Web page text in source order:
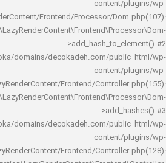
LazyRenderContent/Frontend/Processor/
decoka/domains/decokadeh.com/
LazyRenderContent/Frontend/
decoka/domains/decokadeh.com/
LazyRenderContent/Frontend/